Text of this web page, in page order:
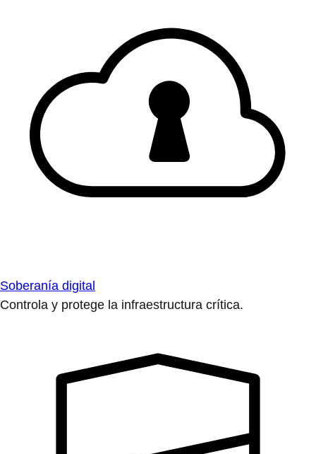
Soberanía digital
Controla y protege la infraestructura crítica.